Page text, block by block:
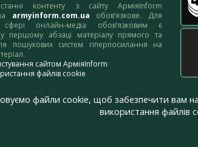
контенту з сайту АрміяInform
armyinform.com.ua обов’язкове. Для
сфері онлайн-медіа обов’язковим є
першому абзаці матеріалу прямого та
пошукових систем гіперпосилання на
сайтом АрміяInform
файлів cookie
файли cookie, щоб забезпечити вам
використання файлів